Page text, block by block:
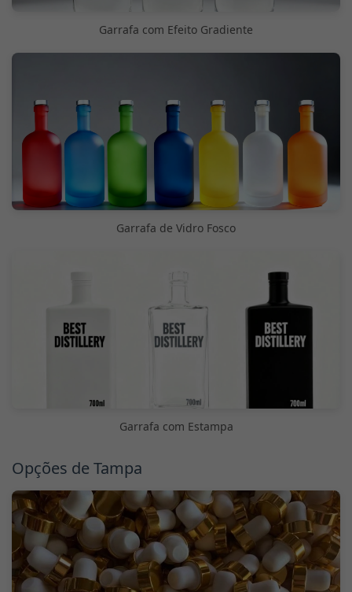
Garrafa com Efeito Gradiente
Garrafa de Vidro Fosco
Garrafa com Estampa
Opções de Tampa